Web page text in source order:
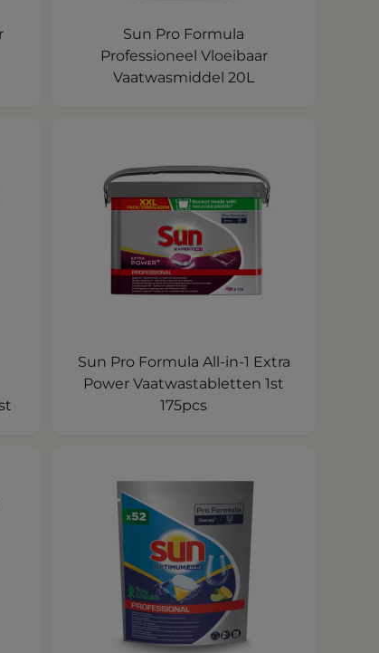
Sun Pro Formula
Professioneel Vloeibaar
Vaatwasmiddel 20L
Sun Pro Formula All-in-1 Extra
Power Vaatwastabletten 1st
175pcs